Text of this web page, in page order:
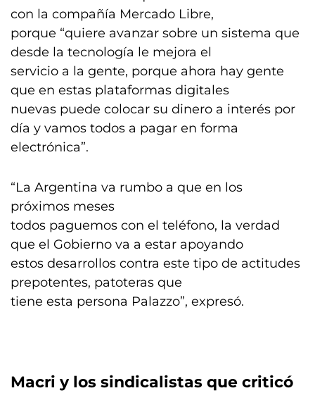
con la compañía Mercado Libre,
porque “quiere avanzar sobre un sistema que
desde la tecnología le mejora el
servicio a la gente, porque ahora hay gente
que en estas plataformas digitales
nuevas puede colocar su dinero a interés por
día y vamos todos a pagar en forma
electrónica”.
“La Argentina va rumbo a que en los
próximos meses
todos paguemos con el teléfono, la verdad
que el Gobierno va a estar apoyando
estos desarrollos contra este tipo de actitudes
prepotentes, patoteras que
tiene esta persona Palazzo”, expresó.
Macri y los sindicalistas que criticó